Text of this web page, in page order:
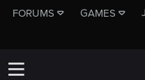
FORUMS GAMES